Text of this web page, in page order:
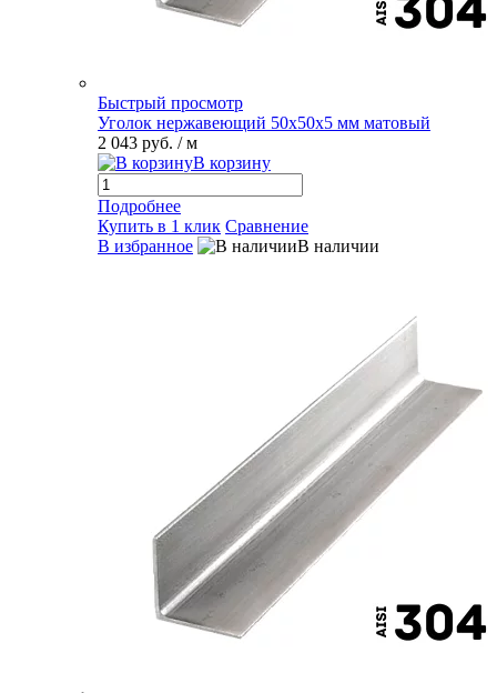
Быстрый просмотр
Уголок нержавеющий 50х50х5 мм матовый
2 043 руб. / м
В корзину
Подробнее
Купить в 1 клик Сравнение
В избранное
В наличии